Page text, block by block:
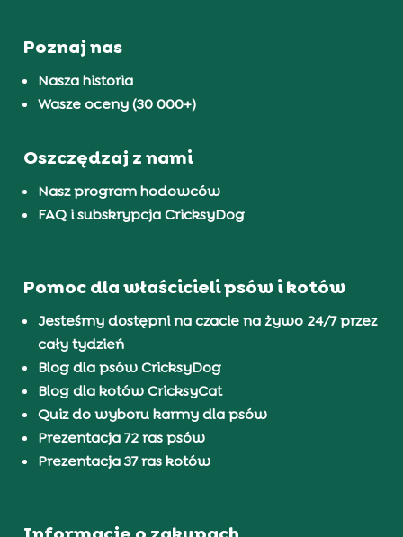
Poznaj nas
Nasza historia
Wasze oceny (30 000+)
Oszczędzaj z nami
Nasz program hodowców
FAQ i subskrypcja CricksyDog
Pomoc dla właścicieli psów i kotów
Jesteśmy dostępni na czacie na żywo 24/7 przez
cały tydzień
Blog dla psów CricksyDog
Blog dla kotów CricksyCat
Quiz do wyboru karmy dla psów
Prezentacja 72 ras psów
Prezentacja 37 ras kotów